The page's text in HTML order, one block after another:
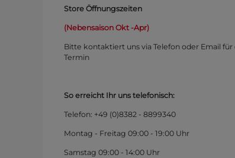
Store Öffnungszeiten
(Nebensaison Okt -Apr)
Bitte kontaktiert uns via Telefon oder Email für
Termin
So erreicht Ihr uns telefonisch:
Telefon: +49 (0)8382 - 8899340
Montag - Freitag 09:00 - 19:00 Uhr
Samstag 09:00 - 14:00 Uhr